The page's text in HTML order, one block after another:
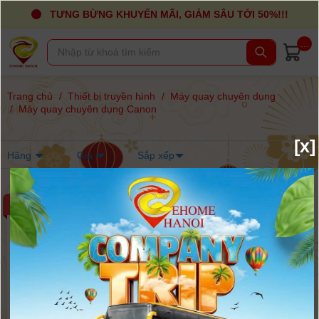
TƯNG BỪNG KHUYẾN MÃI, GIẢM SÂU TỚI 50%!!!
Trang chủ / Thiết bị truyền hình / Máy quay chuyên dụng
/ Máy quay chuyên dụng Canon
Hãng Giá Sắp xếp
-6%
[x]